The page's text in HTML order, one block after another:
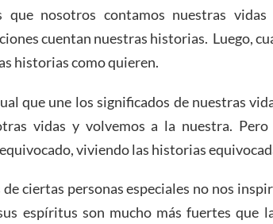
que nosotros contamos nuestras
cuentan nuestras historias. Luego,
historias como quieren.
que une los significados de nuestras
vidas y volvemos a la nuestra.
viviendo las historias
de ciertas personas especiales no nos
espíritus son mucho más fuertes que